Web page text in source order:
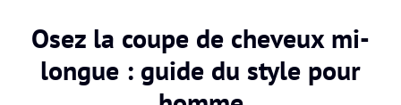
Osez la coupe de cheveux mi-
longue : guide du style pour